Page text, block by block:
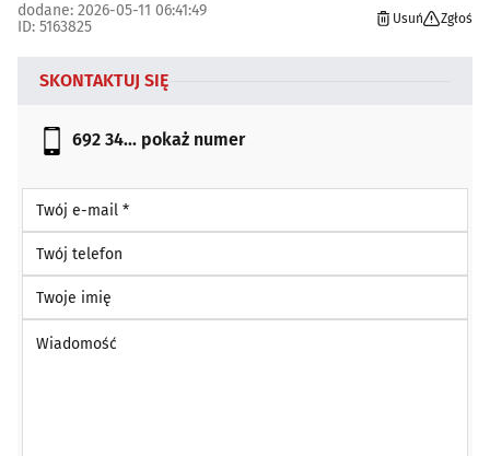
dodane: 2026-05-11 06:41:49
ID: 5163825
Usuń Zgłoś
SKONTAKTUJ SIĘ
692 34... pokaż numer